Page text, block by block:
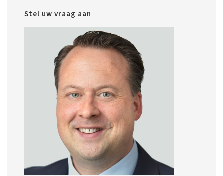
Stel uw vraag aan